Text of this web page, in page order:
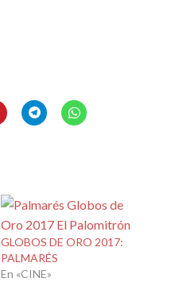
GLOBOS DE ORO 2017:
PALMARÉS
En «CINE»